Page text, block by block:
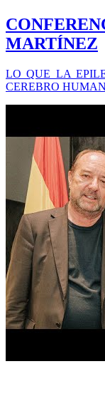
MARTÍNEZ
LO QUE LA
CEREBRO